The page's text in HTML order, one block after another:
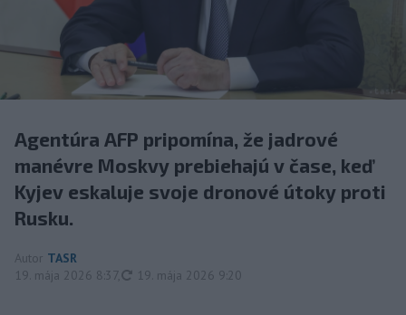
Agentúra AFP pripomína, že jadrové
manévre Moskvy prebiehajú v čase, keď
Kyjev eskaluje svoje dronové útoky proti
Rusku.
Autor TASR
19. mája 2026 8:37
aktualizované
19. mája 2026 9:20